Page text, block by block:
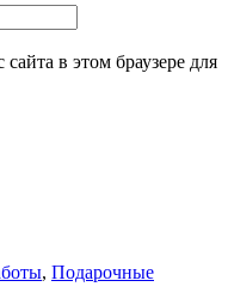
в этом браузере для
, Подарочные